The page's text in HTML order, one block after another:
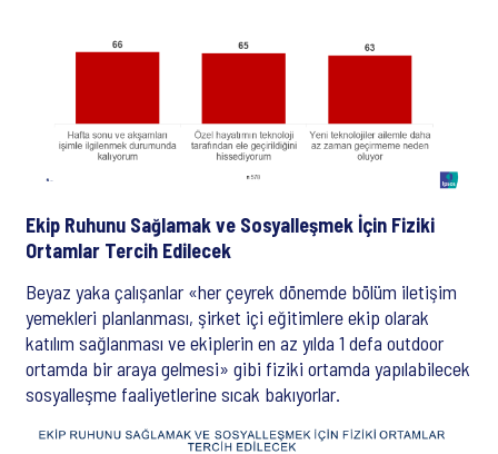
Ekip Ruhunu Sağlamak ve Sosyalleşmek İçin Fiziki
Ortamlar Tercih Edilecek
Beyaz yaka çalışanlar «her çeyrek dönemde bölüm iletişim
yemekleri planlanması, şirket içi eğitimlere ekip olarak
katılım sağlanması ve ekiplerin en az yılda 1 defa outdoor
ortamda bir araya gelmesi» gibi fiziki ortamda yapılabilecek
sosyalleşme faaliyetlerine sıcak bakıyorlar.